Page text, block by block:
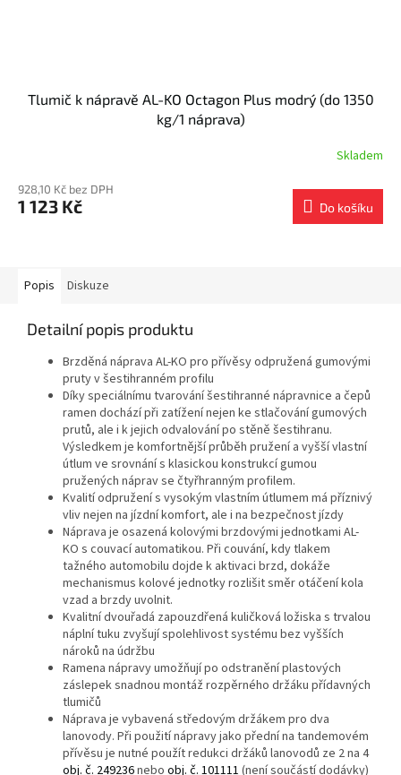
Tlumič k nápravě AL-KO Octagon Plus modrý (do 1350
kg/1 náprava)
Skladem
928,10 Kč bez DPH
1 123 Kč Do košíku
Popis Diskuze
Detailní popis produktu
Brzděná náprava AL-KO pro přívěsy odpružená gumovými
pruty v šestihranném profilu
Díky speciálnímu tvarování šestihranné nápravnice a čepů
ramen dochází při zatížení nejen ke stlačování gumových
prutů, ale i k jejich odvalování po stěně šestihranu.
Výsledkem je komfortnější průběh pružení a vyšší vlastní
útlum ve srovnání s klasickou konstrukcí gumou
pružených náprav se čtyřhranným profilem.
Kvalití odpružení s vysokým vlastním útlumem má příznivý
vliv nejen na jízdní komfort, ale i na bezpečnost jízdy
Náprava je osazená kolovými brzdovými jednotkami AL-
KO s couvací automatikou. Při couvání, kdy tlakem
tažného automobilu dojde k aktivaci brzd, dokáže
mechanismus kolové jednotky rozlišit směr otáčení kola
vzad a brzdy uvolnit.
Kvalitní dvouřadá zapouzdřená kuličková ložiska s trvalou
náplní tuku zvyšují spolehlivost systému bez vyšších
nároků na údržbu
Ramena nápravy umožňují po odstranění plastových
záslepek snadnou montáž rozpěrného držáku přídavných
tlumičů
Náprava je vybavená středovým držákem pro dva
lanovody. Při použití nápravy jako přední na tandemovém
přívěsu je nutné použít redukci držáků lanovodů ze 2 na 4
obj. č. 249236nebo obj. č. 101111(není součástí dodávky)